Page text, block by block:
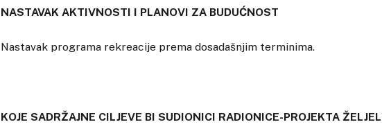
NASTAVAK AKTIVNOSTI I PLANOVI ZA BUDUĆNOST
Nastavak programa rekreacije prema dosadašnjim terminima.
KOJE SADRŽAJNE CILJEVE BI SUDIONICI RADIONICE-PROJEKTA